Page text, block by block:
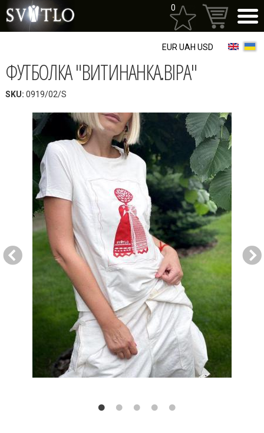
основного
0
EUR UAH USD
ФУТБОЛКА "ВИТИНАНКА.ВІРА"
SKU: 0919/02/S